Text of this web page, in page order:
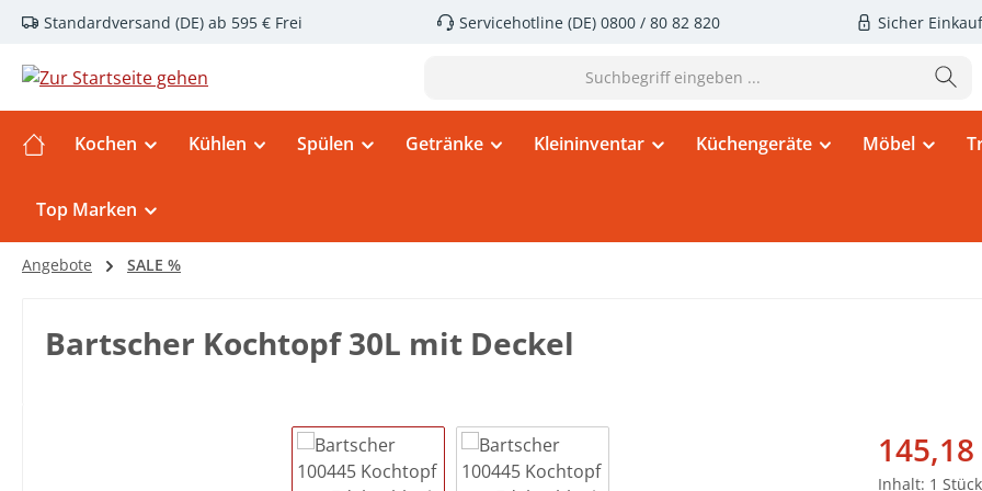
Hauptinhalt springen
Zur Suche springen
Zur Hauptnavigation springen
Standardversand (DE) ab 595 € Frei Servicehotline (DE) 0800 / 80 82 820 Sicher
Kochen Kühlen Spülen Getränke Kleininventar Küchengeräte Möbel
Top Marken
Angebote SALE %
Bartscher Kochtopf 30L mit Deckel
145,18
Inhalt: 1 Stück